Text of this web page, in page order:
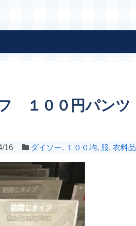
１００円パンツ
16 ダイソー, １００均, 服, 衣料品